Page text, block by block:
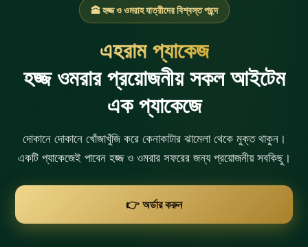
🕋 হজ্জ ও ওমরাহ যাত্রীদের বিশ্বস্ত পছন্দ
এহরাম প্যাকেজ
হজ্জ ওমরার প্রয়োজনীয় সকল আইটেম
এক প্যাকেজে
দোকানে দোকানে খোঁজাখুঁজি করে কেনাকাটার ঝামেলা থেকে মুক্ত থাকুন।
একটি প্যাকেজেই পাবেন হজ্জ ও ওমরার সফরের জন্য প্রয়োজনীয় সবকিছু।
👉 অর্ডার করুন